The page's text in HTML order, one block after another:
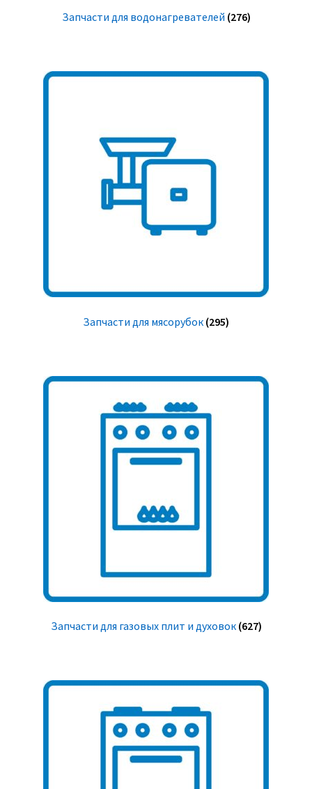
Запчасти для водонагревателей (276)
Запчасти для мясорубок (295)
Запчасти для газовых плит и духовок (627)